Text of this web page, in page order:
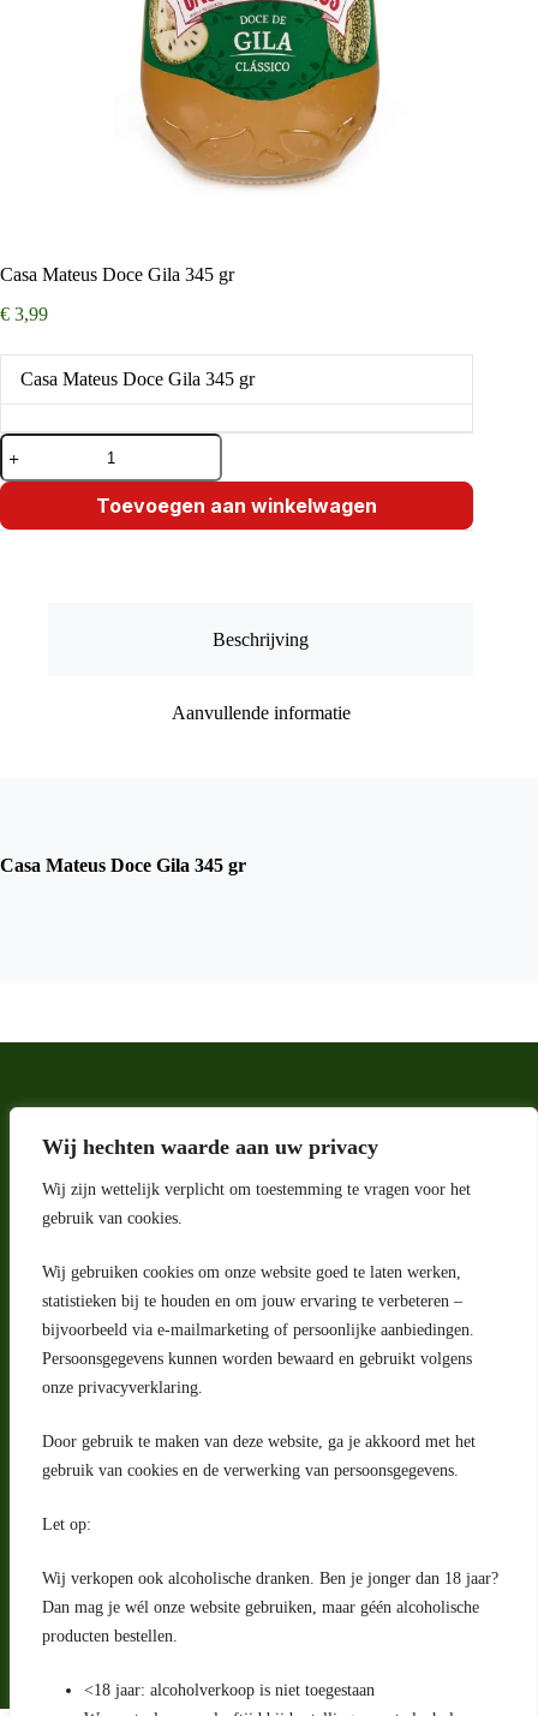
Wij hechten waarde aan uw privacy
Wij zijn wettelijk verplicht om toestemming te vragen voor het
gebruik van cookies.
Wij gebruiken cookies om onze website goed te laten werken,
statistieken bij te houden en om jouw ervaring te verbeteren –
bijvoorbeeld via e-mailmarketing of persoonlijke aanbiedingen.
Persoonsgegevens kunnen worden bewaard en gebruikt volgens
onze privacyverklaring.
Door gebruik te maken van deze website, ga je akkoord met het
gebruik van cookies en de verwerking van persoonsgegevens.
Let op:
Wij verkopen ook alcoholische dranken. Ben je jonger dan 18 jaar?
Dan mag je wél onze website gebruiken, maar géén alcoholische
producten bestellen.
<18 jaar: alcoholverkoop is niet toegestaan
Casa Mateus Doce Gila 345 gr
€ 3,99
Casa Mateus Doce Gila 345 gr
Casa
Mateus
Doce
345
Toevoegen aan winkelwagen
Beschrijving
Aanvullende informatie
Casa Mateus Doce Gila 345 gr
Adres
Riga 4 E
2993 LW Barendrecht
Nederland
Contact
klantenservice@portugeseproducten.nl
Facebook
Herroepingsrecht
Bij bezorging van alcoholhoudende dranken voert de bezorger